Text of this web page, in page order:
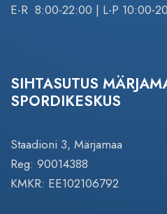
E-R 8:00-22:00 | L-P 10:00-
SIHTASUTUS
SPORDIKESKUS
Staadioni 3, Märjamaa
Reg: 90014388
KMKR: EE102106792